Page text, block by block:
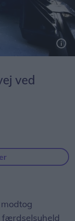
ved
færdselsuheld